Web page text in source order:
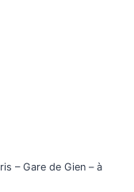
– Gare de Gien – à